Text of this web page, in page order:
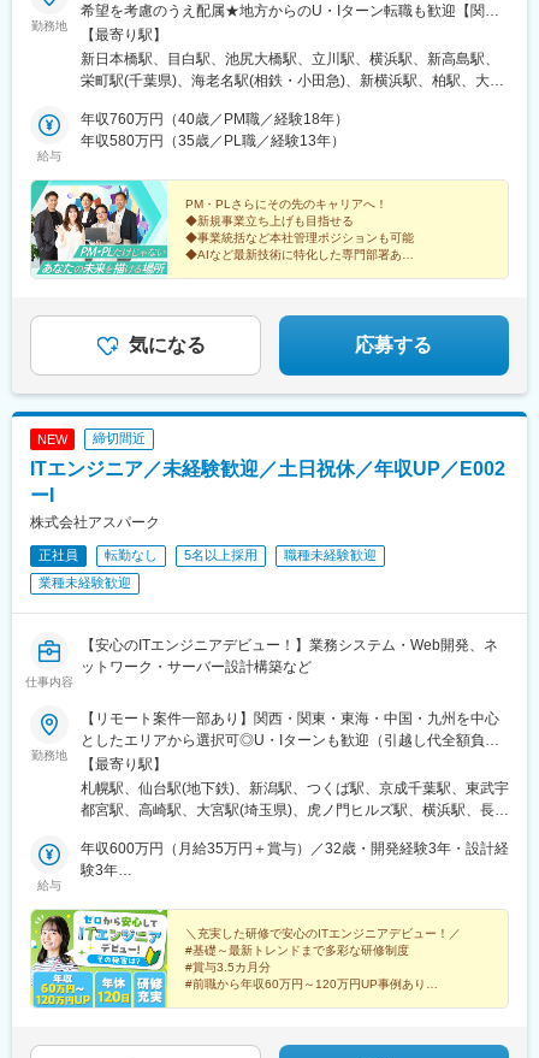
勤務地
希望を考慮のうえ配属★地方からのU・Iターン転職も歓迎【関東
／20拠点】東京都、神奈川県、埼玉県、千葉県、茨城県、群馬
県、栃木県、山梨県【北海道／1拠点】北海道札幌市【東北／4拠
点】岩手県、宮城県、山形県、福島県【中部／12拠点】新潟県、
点】滋賀県、京都府、大阪府、兵庫県【中国／4拠点】岡山県、広
島県、山口県【四国／3拠点】香川県、徳島県、愛媛県【九州／4
【最寄り駅】
新日本橋駅、目白駅、池尻大橋駅、立川駅、横浜駅、新高島駅、
栄町駅(千葉県)、海老名駅(相鉄・小田急)、新横浜駅、柏駅、大宮
駅、熊谷駅、高崎駅、太田駅(群馬県)、大通駅、盛岡駅、宮城野通
駅、山形駅、郡山駅(福島県)、新潟駅、市役所前駅(長野県)、松本
駅、浜松駅、名古屋駅、あすなろう四日市駅、津駅、草津駅(滋賀
県)、京都駅、南森町駅、大阪天満宮駅、旧居留地・大丸前駅、姫
路駅、柳川駅、袋町駅、徳山駅、新山口駅、瓦町駅、徳島駅、南
堀端駅、平和通駅、博多駅、辛島町駅、高見橋駅、小伝馬町駅、
鬼子母神前駅、立川北駅、神奈川駅、みなとみらい駅、京成千葉
西松本駅、富山駅、北鉄金沢駅、新静岡駅、第一通り駅、亀島
駅、近鉄名古屋駅、近鉄四日市駅、七条駅、神戸三宮駅(阪急・神
戸高速)、山陽姫路駅、郵便局前駅、本通駅、片原町駅(香川県)、
駅、千葉駅、東宿郷駅、西４丁目駅、仙台駅、権堂駅、日吉町
駅、新浜松駅、名鉄名古屋駅、扇町駅(大阪府)、三宮・花時計前
駅、西川緑道公園駅、中電前駅、本町一丁目駅、旦過駅、慶徳校
給与
年収760万円（40歳／PM職／経験18年）
年収580万円（35歳／PL職／経験13年）
PM・PLさらにその先のキャリアへ！
◆新規事業立ち上げも目指せる
◆事業統括など本社管理ポジションも可能
◆AIなど最新技術に特化した専門部署あり
気になる 応募する
NEW 締切間近
ITエンジニア／未経験歓迎／土日祝休／年収UP／E002
ーI
株式会社アスパーク
正社員 転勤なし 5名以上採用
職種未経験歓迎
業種未経験歓迎
仕事内容
【安心のITエンジニアデビュー！】業務システム・Web開発、ネ
ットワーク・サーバー設計構築など
勤務地
【リモート案件一部あり】関西・関東・東海・中国・九州を中心
としたエリアから選択可◎U・Iターンも歓迎（引越し代全額負担
など制度も完備！）◎プロジェクトにより、一部完全在宅／フル
リモート業務もあります。■関西エリア（大阪、京都、兵庫、奈
良、和歌山、滋賀）■関東エリア（東京、神奈川、千葉、埼玉、栃
エリア（広島、岡山、松山など）■九州エリア（福岡、熊本など）
のプロジェクト先◎転居を伴う転勤は、基本的には本人が希望す
【最寄り駅】
札幌駅、仙台駅(地下鉄)、新潟駅、つくば駅、京成千葉駅、東武宇
都宮駅、高崎駅、大宮駅(埼玉県)、虎ノ門ヒルズ駅、横浜駅、長野
線)、インテック本社前駅、烏丸駅、三宮駅(神戸新交通)、山陽姫
路駅、岡山駅、八丁堀駅(広島県)、高松駅(香川県)、天神駅、花畑
尾駅、水島駅、通津駅、福山駅、岩国駅、可部駅、横川駅(広島
県)、東広島駅、山西駅、本町六丁目駅、金川駅、東野駅(京都
府)、東山・おかでんミュージアム駅、衣山駅、山麓駅(皿倉山)、
堺筋本町駅、鷹野橋駅、堺駅、比治山下駅、広域公園前駅、横川
一丁目駅、錦糸町駅、検見川浜駅、本町駅、津守駅、中野東駅、
六本木駅、伊予大洲駅、福駅、芦原橋駅、桃山駅、野田阪神駅、
給与
年収600万円（月給35万円＋賞与）／32歳・開発経験3年・設計経
験3年
PM経験10年
＼充実した研修で安心のITエンジニアデビュー！／
#基礎～最新トレンドまで多彩な研修制度
#賞与3.5カ月分
#前職から年収60万円～120万円UP事例あり